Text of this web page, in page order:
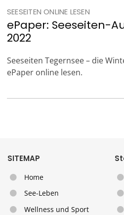
SEESEITEN ONLINE LESEN
ePaper: Seeseiten-
2022
Seeseiten Tegernsee – die
ePaper online lesen.
SITEMAP
Home
See-Leben
Wellness und Sport